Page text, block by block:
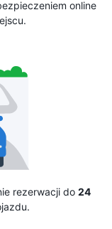
online
rezerwacji do 24